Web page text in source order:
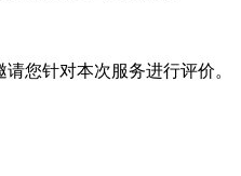
您针对本次服务进行评价。